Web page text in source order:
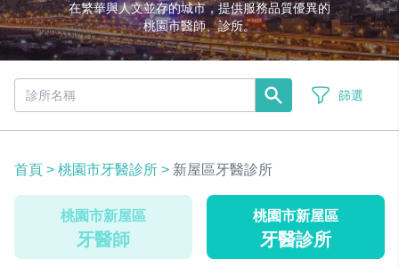
在繁華與人文並存的城市，提供服務品質優異的
桃園市醫師、診所。
篩選
首頁 > 桃園市牙醫診所 > 新屋區牙醫診所
桃園市新屋區
牙醫師
桃園市新屋區
牙醫診所